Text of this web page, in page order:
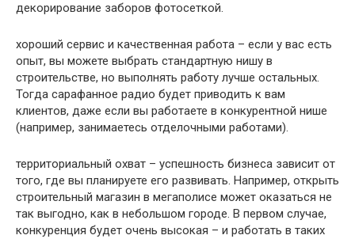
декорирование заборов фотосеткой.
хороший сервис и качественная работа – если у вас есть
опыт, вы можете выбрать стандартную нишу в
строительстве, но выполнять работу лучше остальных.
Тогда сарафанное радио будет приводить к вам
клиентов, даже если вы работаете в конкурентной нише
(например, занимаетесь отделочными работами).
территориальный охват – успешность бизнеса зависит от
того, где вы планируете его развивать. Например, открыть
строительный магазин в мегаполисе может оказаться не
так выгодно, как в небольшом городе. В первом случае,
конкуренция будет очень высокая – и работать в таких